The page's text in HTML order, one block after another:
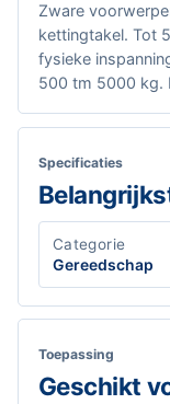
Zware
kettingtakel. Tot
fysieke
500 tm 5000 kg.
Specificaties
Categorie
Gereedschap
Toepassing
Geschikt